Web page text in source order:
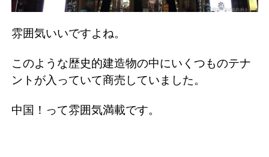
雰囲気いいですよね。
このような歴史的建造物の中にいくつものテナ
ントが入っていて商売していました。
中国！って雰囲気満載です。